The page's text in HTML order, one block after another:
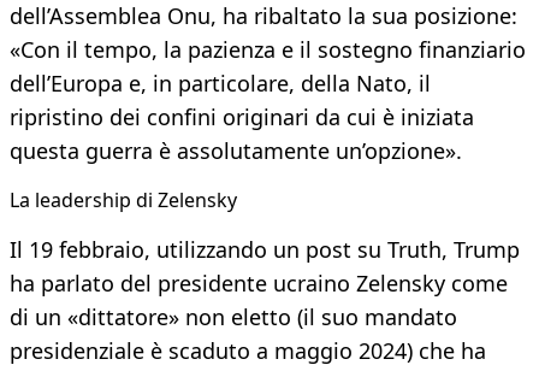
dell’Assemblea Onu, ha ribaltato la sua posizione:
«Con il tempo, la pazienza e il sostegno finanziario
dell’Europa e, in particolare, della Nato, il
ripristino dei confini originari da cui è iniziata
questa guerra è assolutamente un’opzione».
​La leadership di Zelensky
Il 19 febbraio, utilizzando un post su Truth, Trump
ha parlato del presidente ucraino Zelensky come
di un «dittatore» non eletto (il suo mandato
presidenziale è scaduto a maggio 2024) che ha